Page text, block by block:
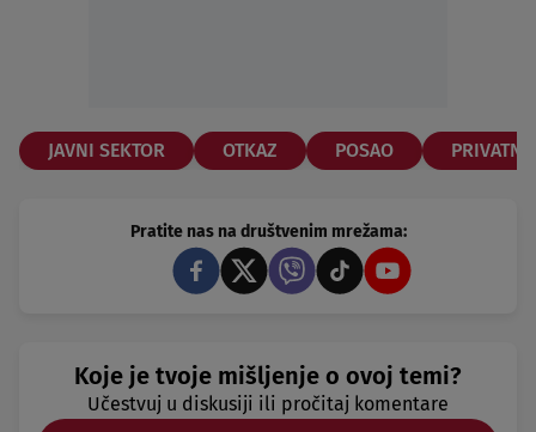
JAVNI SEKTOR OTKAZ POSAO
Pratite nas na društvenim mrežama:
Koje je tvoje mišljenje o ovoj temi?
Učestvuj u diskusiji ili pročitaj komentare